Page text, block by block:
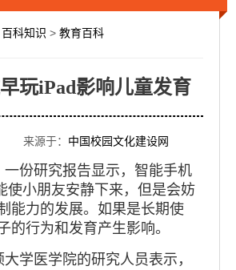
百科知识 > 教育百科
玩iPad影响儿童发育
来源于： 中国校园文化建设网
研究报告显示，智能手机
使小朋友安静下来，但是会妨
能力的发展。如果是长期使
的行为和发育产生影响。
医学院的研究人员表示，